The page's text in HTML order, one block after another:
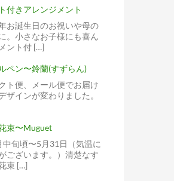
付きアレンジメント
お誕生日のお祝いや母の
。小さなお子様にも喜ん
ント付 […]
ペン〜鈴蘭(すずらん)
ト便、メール便でお届け
インが変わりました。
束〜Muguet
旬頃〜5月31日（気温に
ございます。）清楚なす
束 […]